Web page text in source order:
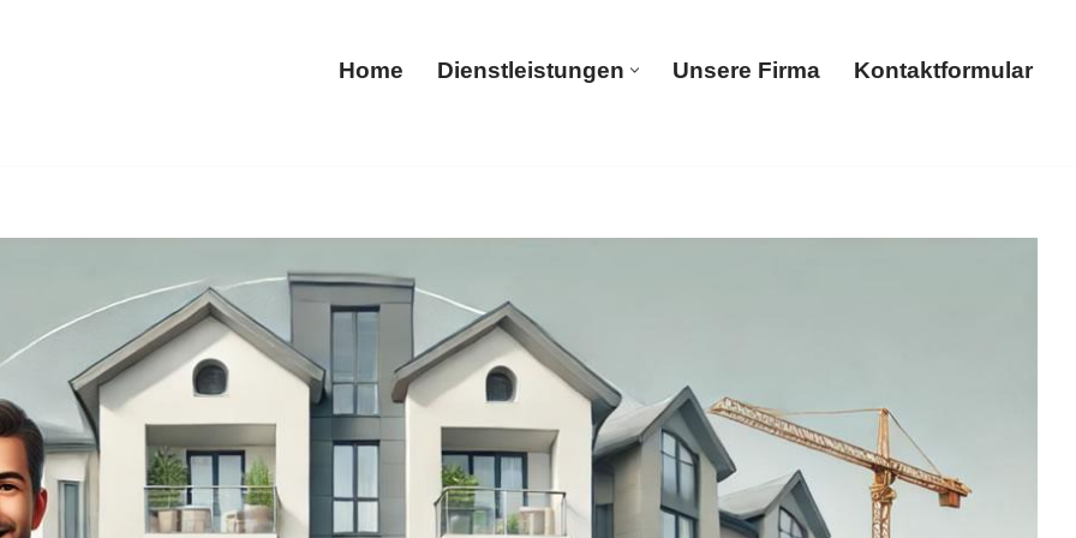
Home Dienstleistungen Unsere Firma Kontaktformular
✓Gartenpflege, ✓Hausmeisterdienste, ✓Tiefgaragenreinigung oder ✓Hochdruckreinigung in Griesheim? ➡️
auf Sie ✉.